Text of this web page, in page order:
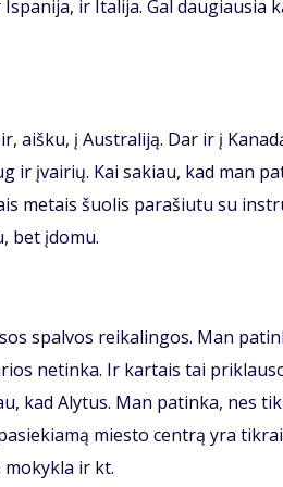
ir Italija. Gal daugiausia
aišku, į Australiją. Dar ir į
ir įvairių. Kai sakiau, kad man
metais šuolis parašiutu su
bet įdomu.
spalvos reikalingos. Man
netinka. Ir kartais tai
kad Alytus. Man patinka, nes
miesto centrą yra
ir kt.